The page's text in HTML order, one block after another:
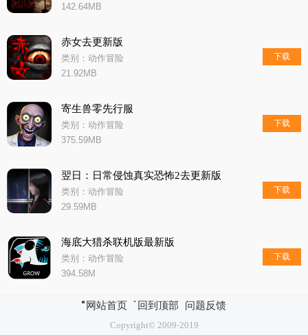
142.64MB
赤女去更新版
类别：动作冒险
21.92MB
下载
寄生兽零先行服
类别：动作冒险
375.59MB
下载
翌日：日常侵蚀真实恐怖2去更新版
类别：动作冒险
29.59MB
下载
海底大猎杀联机版最新版
类别：动作冒险
394.58M
下载
网站首页 回到顶部 问题反馈
Copyright© 2009-2019